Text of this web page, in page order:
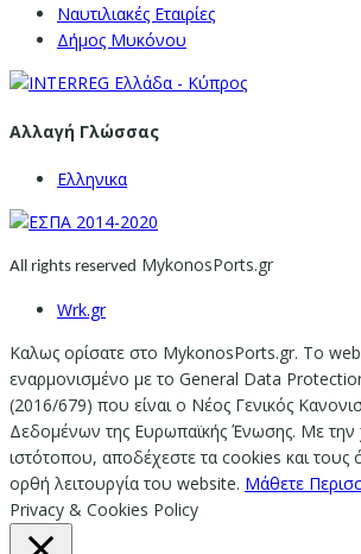
Ναυτιλιακές Εταιρίες
Δήμος Μυκόνου
Αλλαγή Γλώσσας
Ελληνικα
All rights reserved MykonosPorts.gr
Wrk.gr
Καλως ορίσατε στο MykonosPorts.gr. Το
εναρμονισμένο με το General Data
(2016/679) που είναι ο Νέος Γενικός
Δεδομένων της Ευρωπαϊκής Ένωσης. Με
ιστότοπου, αποδέχεστε τα cookies και τους
ορθή λειτουργία του website. Μάθετε
Privacy & Cookies Policy